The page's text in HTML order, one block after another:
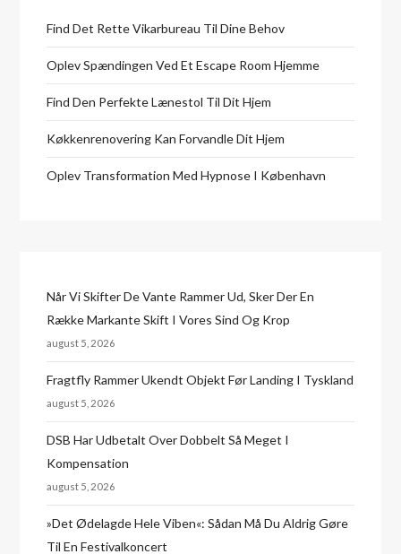
Find Det Rette Vikarbureau Til Dine Behov
Oplev Spændingen Ved Et Escape Room Hjemme
Find Den Perfekte Lænestol Til Dit Hjem
Køkkenrenovering Kan Forvandle Dit Hjem
Oplev Transformation Med Hypnose I København
Når Vi Skifter De Vante Rammer Ud, Sker Der En
Række Markante Skift I Vores Sind Og Krop
august 5, 2026
Fragtfly Rammer Ukendt Objekt Før Landing I Tyskland
august 5, 2026
DSB Har Udbetalt Over Dobbelt Så Meget I
Kompensation
august 5, 2026
»Det Ødelagde Hele Viben«: Sådan Må Du Aldrig Gøre
Til En Festivalkoncert